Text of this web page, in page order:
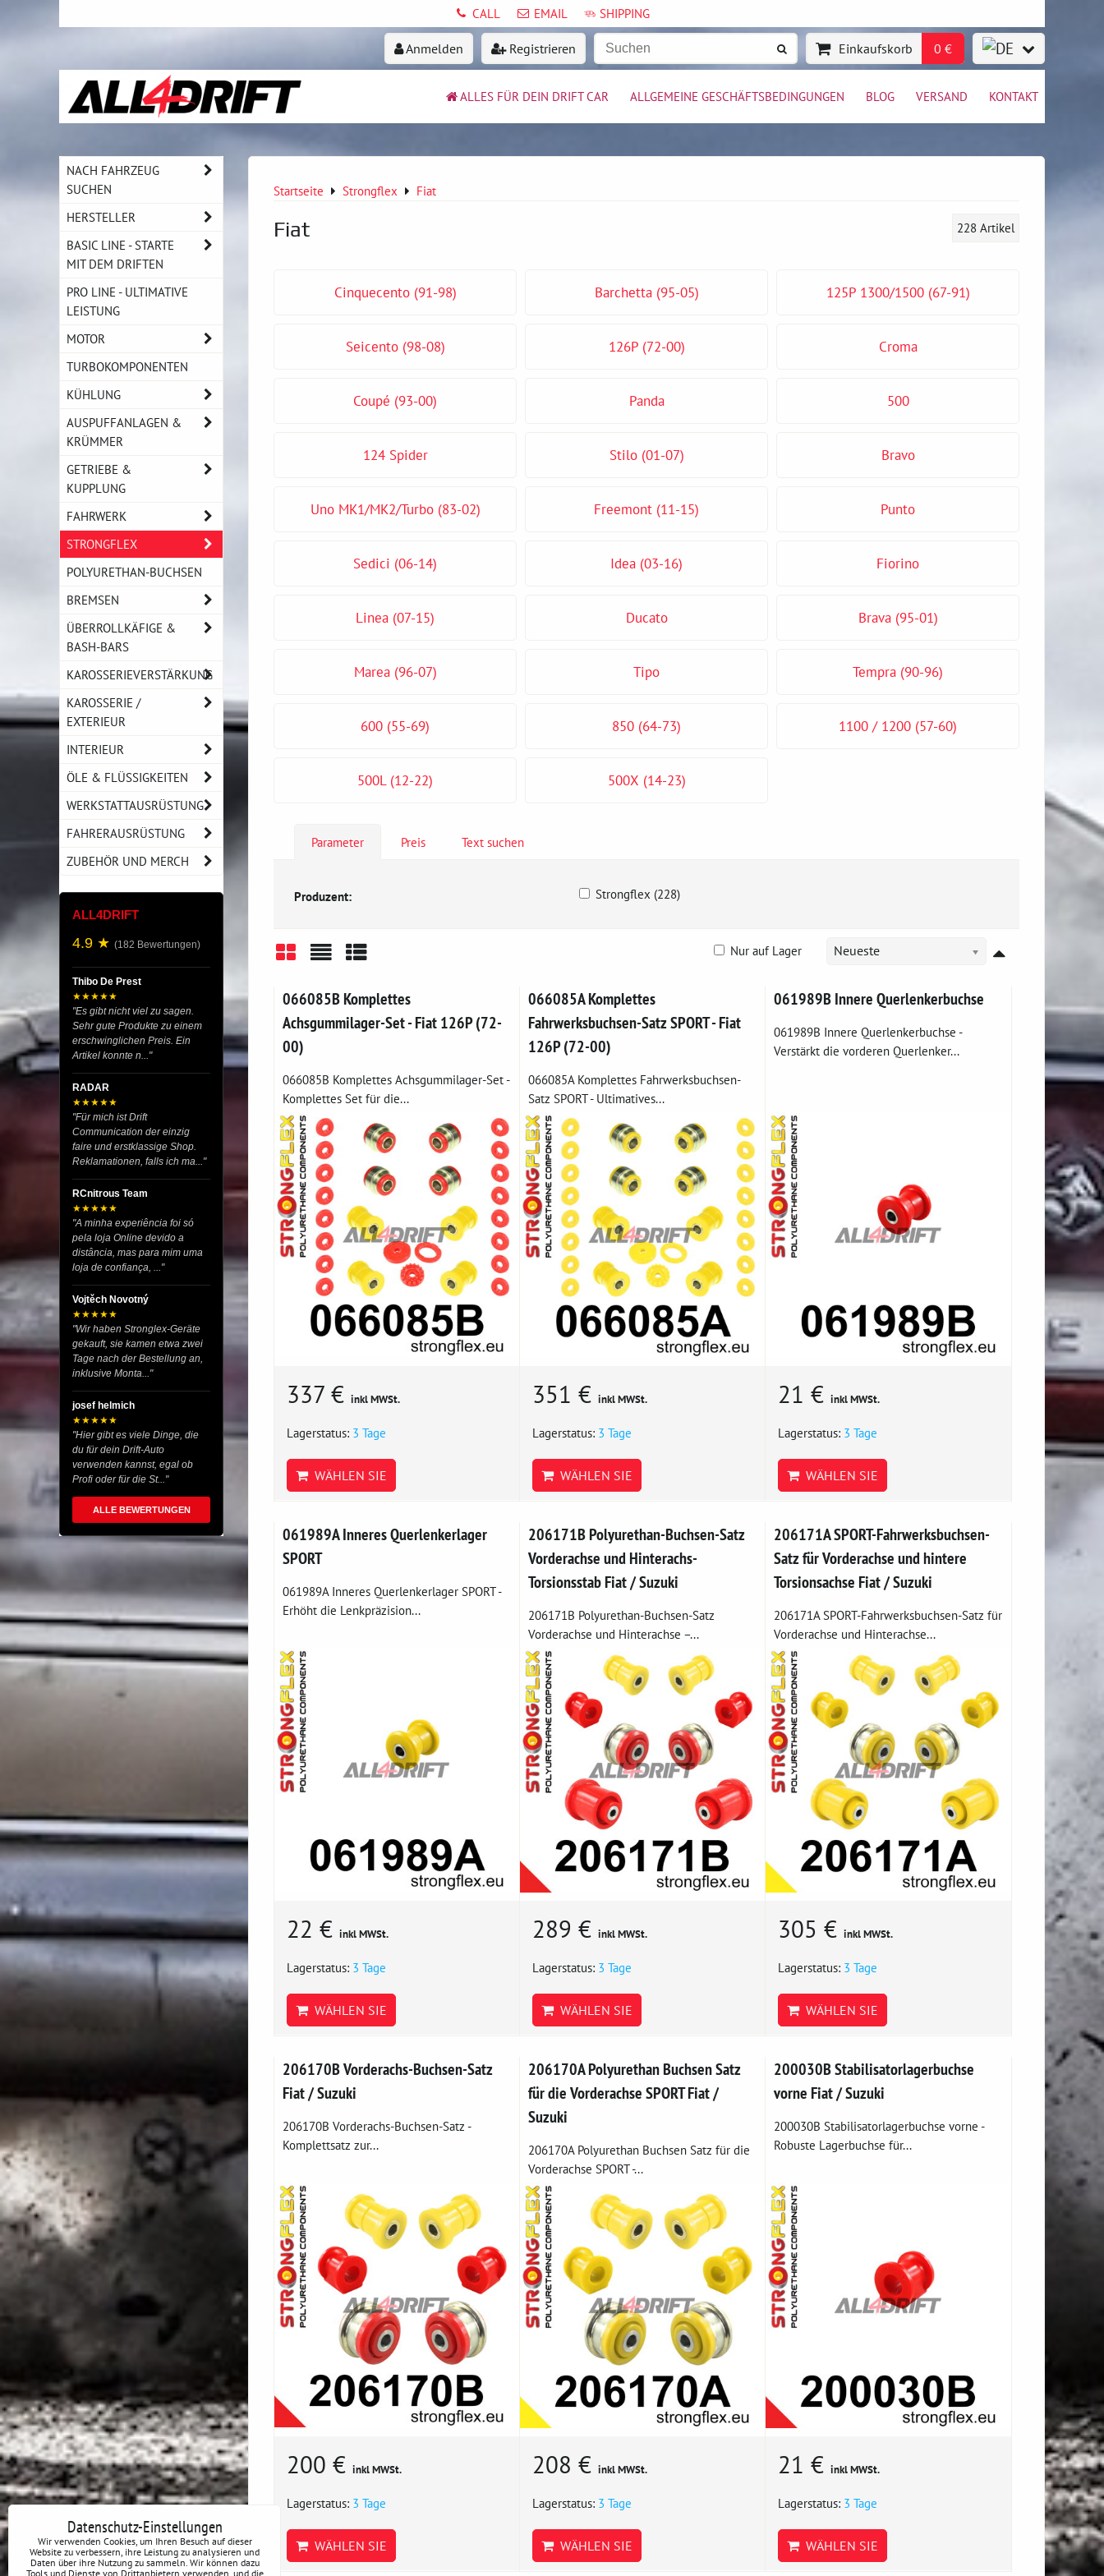
CALL EMAIL SHIPPING
Anmelden Registrieren Einkaufskorb 0 €
ALLES FÜR DEIN DRIFT CAR ALLGEMEINE GESCHÄFTSBEDINGUNGEN BLOG VERSAND KONTAKT
Startseite Strongflex Fiat
Fiat 228 Artikel
Cinquecento (91-98) Barchetta (95-05) 125P 1300/1500 (67-91)
Seicento (98-08) 126P (72-00) Croma
Coupé (93-00) Panda 500
124 Spider Stilo (01-07) Bravo
Uno MK1/MK2/Turbo (83-02) Freemont (11-15) Punto
Sedici (06-14) Idea (03-16) Fiorino
Linea (07-15) Ducato Brava (95-01)
Marea (96-07) Tipo Tempra (90-96)
600 (55-69) 850 (64-73) 1100 / 1200 (57-60)
500L (12-22) 500X (14-23)
Parameter Preis Text suchen
Produzent: Strongflex (228)
Neueste
Nur auf Lager
066085B Komplettes
Achsgummilager-Set - Fiat 126P (72-
00)
066085B Komplettes Achsgummilager-Set -
Komplettes Set für die...
337 € inkl MWSt.
Lagerstatus: 3 Tage
WÄHLEN SIE
066085A Komplettes
Fahrwerksbuchsen-Satz SPORT - Fiat
126P (72-00)
066085A Komplettes Fahrwerksbuchsen-
Satz SPORT - Ultimatives...
351 € inkl MWSt.
Lagerstatus: 3 Tage
WÄHLEN SIE
061989B Innere Querlenkerbuchse
061989B Innere Querlenkerbuchse -
Verstärkt die vorderen Querlenker...
21 €inkl MWSt.
Lagerstatus: 3 Tage
WÄHLEN SIE
061989A Inneres Querlenkerlager
SPORT
061989A Inneres Querlenkerlager SPORT -
Erhöht die Lenkpräzision...
22 € inkl MWSt.
Lagerstatus: 3 Tage
WÄHLEN SIE
206171B Polyurethan-Buchsen-Satz
Vorderachse und Hinterachs-
Torsionsstab Fiat / Suzuki
206171B Polyurethan-Buchsen-Satz
Vorderachse und Hinterachse –...
289 € inkl MWSt.
Lagerstatus: 3 Tage
WÄHLEN SIE
206171A SPORT-Fahrwerksbuchsen-
Satz für Vorderachse und hintere
Torsionsachse Fiat / Suzuki
206171A SPORT-Fahrwerksbuchsen-Satz für
Vorderachse und Hinterachse...
305 €inkl MWSt.
Lagerstatus: 3 Tage
WÄHLEN SIE
206170B Vorderachs-Buchsen-Satz
Fiat / Suzuki
206170B Vorderachs-Buchsen-Satz -
Komplettsatz zur...
200 € inkl MWSt.
Lagerstatus: 3 Tage
WÄHLEN SIE
206170A Polyurethan Buchsen Satz
für die Vorderachse SPORT Fiat /
Suzuki
206170A Polyurethan Buchsen Satz für die
Vorderachse SPORT -...
208 € inkl MWSt.
Lagerstatus: 3 Tage
WÄHLEN SIE
200030B Stabilisatorlagerbuchse
vorne Fiat / Suzuki
200030B Stabilisatorlagerbuchse vorne -
Robuste Lagerbuchse für...
21 €inkl MWSt.
Lagerstatus: 3 Tage
WÄHLEN SIE
NACH FAHRZEUG
SUCHEN
HERSTELLER
BASIC LINE - STARTE
MIT DEM DRIFTEN
PRO LINE - ULTIMATIVE
LEISTUNG
MOTOR
TURBOKOMPONENTEN
KÜHLUNG
AUSPUFFANLAGEN &
KRÜMMER
GETRIEBE &
KUPPLUNG
FAHRWERK
STRONGFLEX
POLYURETHAN-BUCHSEN
BREMSEN
ÜBERROLLKÄFIGE &
BASH-BARS
KAROSSERIEVERSTÄRKUNG
KAROSSERIE /
EXTERIEUR
INTERIEUR
ÖLE & FLÜSSIGKEITEN
WERKSTATTAUSRÜSTUNG
FAHRERAUSRÜSTUNG
ZUBEHÖR UND MERCH
ALL4DRIFT
4.9 ★ (182 Bewertungen)
Thibo De Prest
★★★★★
"Es gibt nicht viel zu sagen.
Sehr gute Produkte zu einem
erschwinglichen Preis. Ein
Artikel konnte n..."
RADAR
★★★★★
"Für mich ist Drift
Communication der einzig
faire und erstklassige Shop.
Reklamationen, falls ich ma..."
RCnitrous Team
★★★★★
"A minha experiência foi só
pela loja Online devido a
distância, mas para mim uma
loja de confiança, ..."
Vojtěch Novotný
★★★★★
"Wir haben Stronglex-Geräte
gekauft, sie kamen etwa zwei
Tage nach der Bestellung an,
inklusive Monta..."
josef helmich
★★★★★
"Hier gibt es viele Dinge, die
du für dein Drift-Auto
verwenden kannst, egal ob
Profi oder für die St..."
ALLE BEWERTUNGEN
Datenschutz-Einstellungen
Wir verwenden Cookies, um Ihren Besuch auf dieser
Website zu verbessern, ihre Leistung zu analysieren und
Daten über ihre Nutzung zu sammeln. Wir können dazu
Tools und Dienste von Drittanbietern verwenden, und die